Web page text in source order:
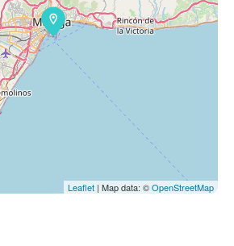
Leaflet | Map data: ©OpenStreetMap